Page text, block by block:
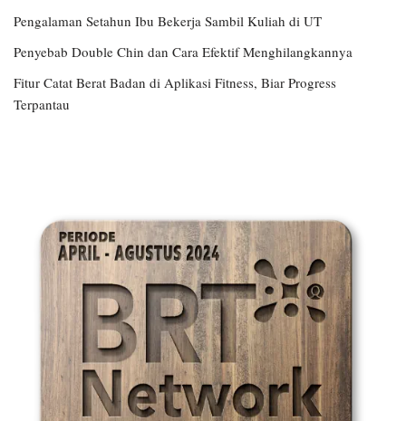
Pengalaman Setahun Ibu Bekerja Sambil Kuliah di UT
Penyebab Double Chin dan Cara Efektif Menghilangkannya
Fitur Catat Berat Badan di Aplikasi Fitness, Biar Progress
Terpantau